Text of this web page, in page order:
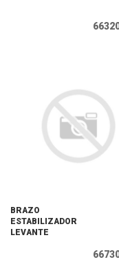
BRAZO
ESTABILIZADOR
LEVANTE